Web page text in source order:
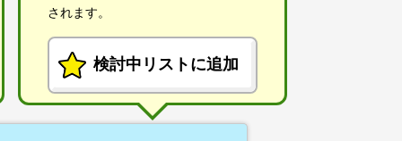
されます。
検討中リストに追加